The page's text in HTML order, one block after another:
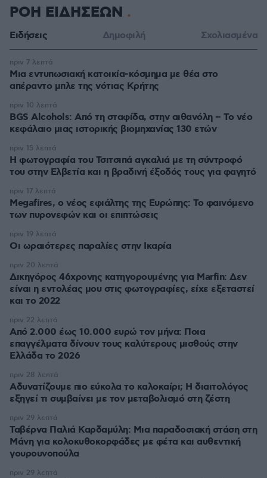
ΡΟΗ ΕΙΔΗΣΕΩΝ
Ειδήσεις Δημοφιλή Σχολιασμένα
Μια εντυπωσιακή κατοικία-κόσμημα με θέα στο
απέραντο μπλε της νότιας Κρήτης
πριν 7 λεπτά
BGS Alcohols: Από τη σταφίδα, στην αιθανόλη – Το νέο
κεφάλαιο μιας ιστορικής βιομηχανίας 130 ετών
πριν 10 λεπτά
Η φωτογραφία του Τσιτσιπά αγκαλιά με τη σύντροφό
του στην Ελβετία και η βραδινή έξοδός τους για φαγητό
πριν 15 λεπτά
Megafires, ο νέος εφιάλτης της Ευρώπης: Το φαινόμενο
των πυρονεφών και οι επιπτώσεις
πριν 17 λεπτά
Οι ωραιότερες παραλίες στην Ικαρία
πριν 19 λεπτά
Δικηγόρος 46χρονης κατηγορουμένης για Marfin: Δεν
είναι η εντολέας μου στις φωτογραφίες, είχε εξεταστεί
και το 2022
πριν 20 λεπτά
Από 2.000 έως 10.000 ευρώ τον μήνα: Ποια
επαγγέλματα δίνουν τους καλύτερους μισθούς στην
Ελλάδα το 2026
πριν 22 λεπτά
Αδυνατίζουμε πιο εύκολα το καλοκαίρι; Η διαιτολόγος
εξηγεί τι συμβαίνει με τον μεταβολισμό στη ζέστη
πριν 28 λεπτά
Ταβέρνα Παλιά Καρδαμύλη: Μια παραδοσιακή στάση στη
Μάνη για κολοκυθοκορφάδες με φέτα και αυθεντική
γουρουνοπούλα
πριν 29 λεπτά
πριν 29 λεπτά